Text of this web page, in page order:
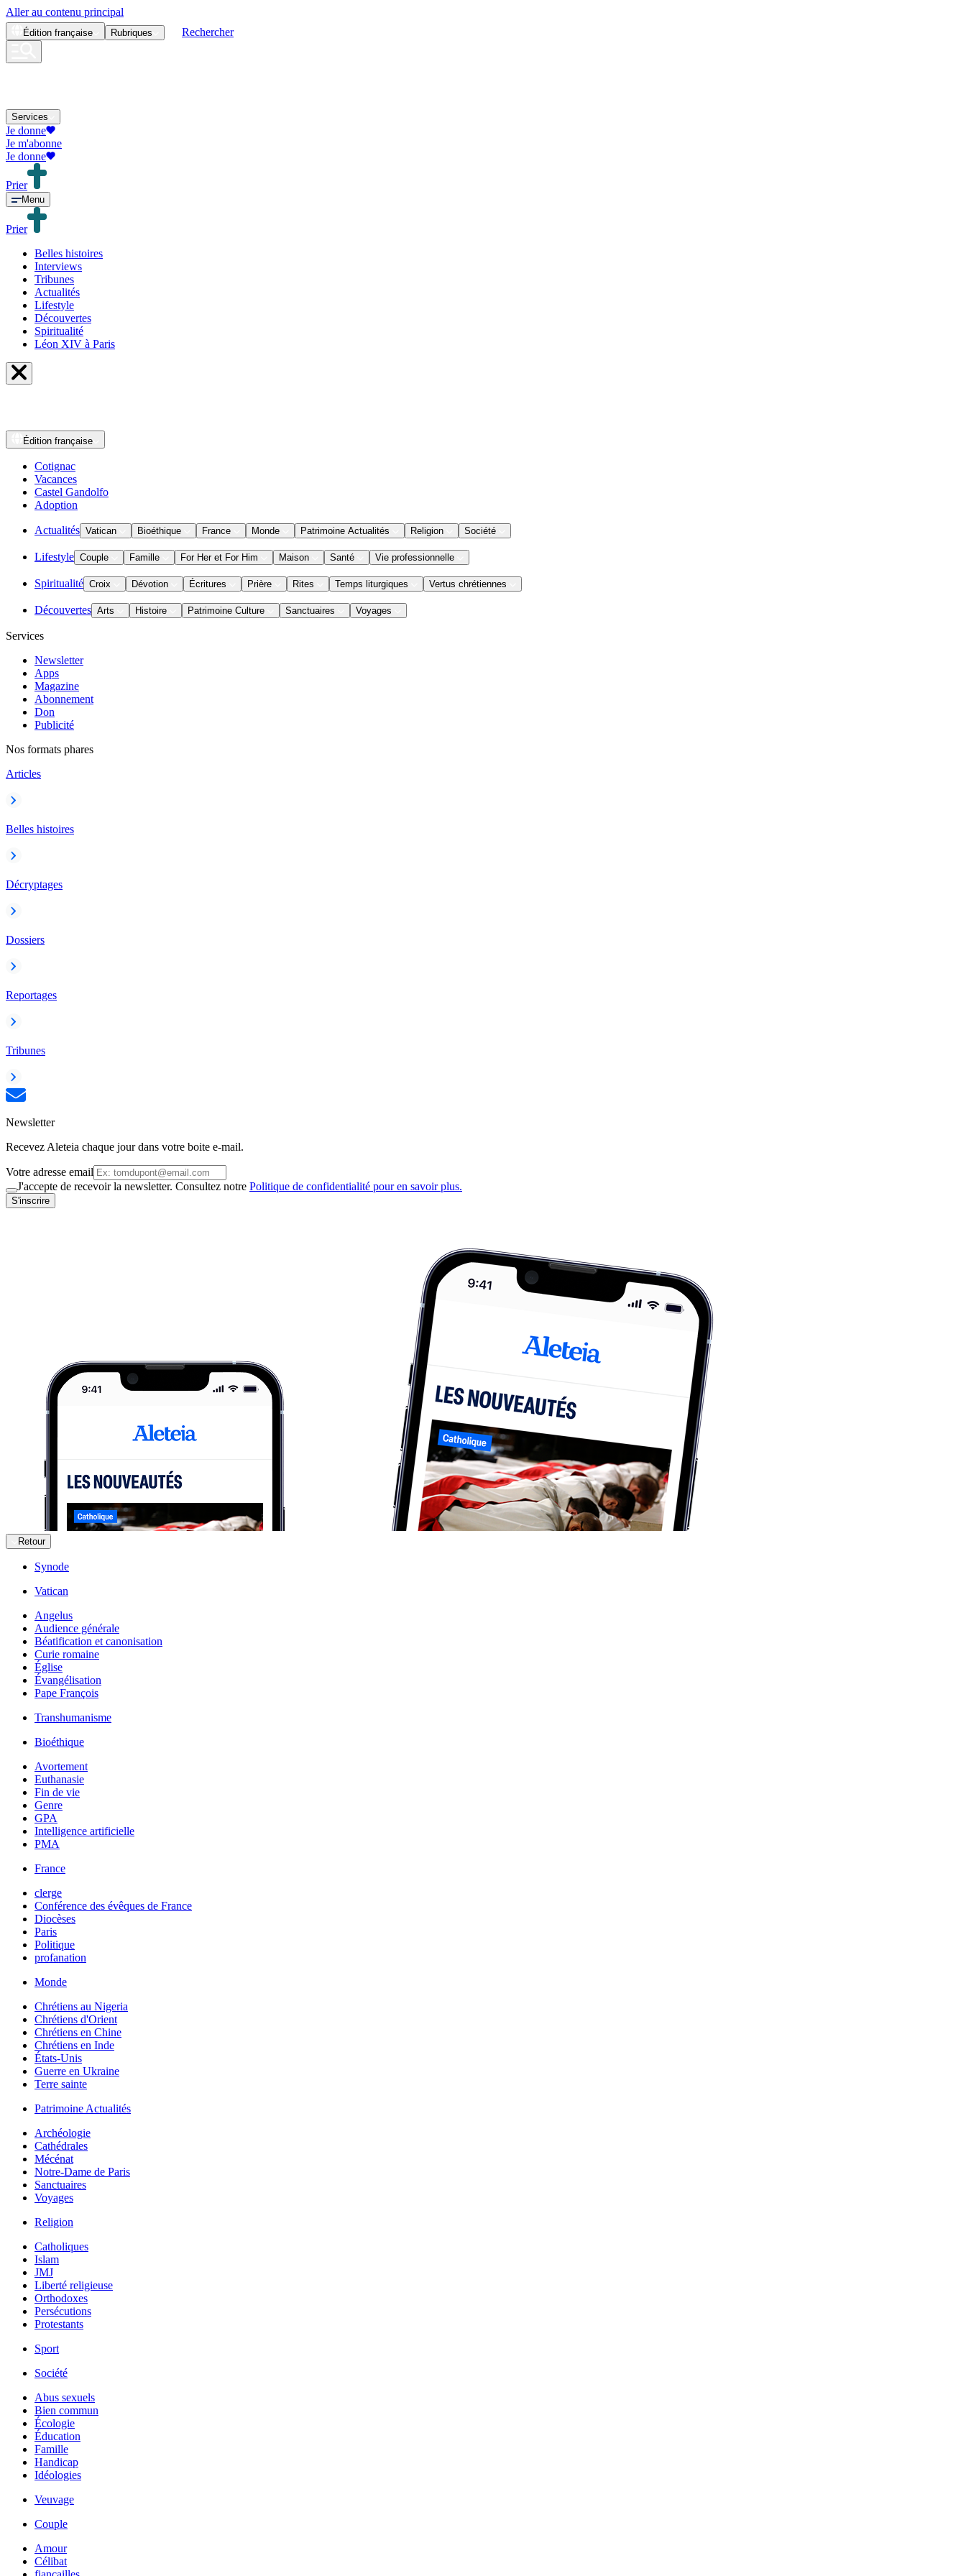
Aller au contenu principal
Édition française Rubriques Rechercher
Services
Je donne
Je m'abonne
Je donne
Prier
Menu
Prier
Belles histoires
Interviews
Tribunes
Actualités
Lifestyle
Découvertes
Spiritualité
Léon XIV à Paris
Édition française
Cotignac
Vacances
Castel Gandolfo
Adoption
Actualités Vatican Bioéthique France Monde Patrimoine Actualités Religion Société
Lifestyle Couple Famille For Her et For Him Maison Santé Vie professionnelle
Spiritualité Croix Dévotion Écritures Prière Rites Temps liturgiques Vertus chrétiennes
Découvertes Arts Histoire Patrimoine Culture Sanctuaires Voyages
Services
Newsletter
Apps
Magazine
Abonnement
Don
Publicité
Nos formats phares
Articles
Belles histoires
Décryptages
Dossiers
Reportages
Tribunes
Newsletter
Recevez Aleteia chaque jour dans votre boite e-mail.
Votre adresse email
J'accepte de recevoir la newsletter. Consultez notre Politique de confidentialité pour en savoir plus.
S'inscrire
Retour
Synode
Vatican
Angelus
Audience générale
Béatification et canonisation
Curie romaine
Église
Évangélisation
Pape François
Transhumanisme
Bioéthique
Avortement
Euthanasie
Fin de vie
Genre
GPA
Intelligence artificielle
PMA
France
clerge
Conférence des évêques de France
Diocèses
Paris
Politique
profanation
Monde
Chrétiens au Nigeria
Chrétiens d'Orient
Chrétiens en Chine
Chrétiens en Inde
États-Unis
Guerre en Ukraine
Terre sainte
Patrimoine Actualités
Archéologie
Cathédrales
Mécénat
Notre-Dame de Paris
Sanctuaires
Voyages
Religion
Catholiques
Islam
JMJ
Liberté religieuse
Orthodoxes
Persécutions
Protestants
Sport
Société
Abus sexuels
Bien commun
Écologie
Éducation
Famille
Handicap
Idéologies
Veuvage
Couple
Amour
Célibat